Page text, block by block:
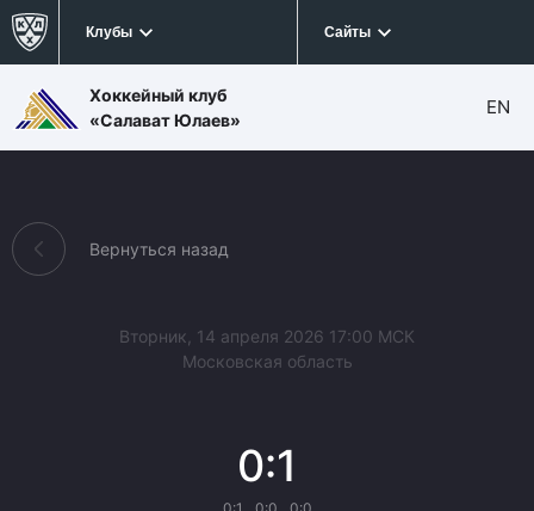
Клубы Сайты
Хоккейный клуб
«Салават Юлаев»
EN
Вернуться назад
Вторник, 14 апреля 2026 17:00 МСК
Московская область
0:1